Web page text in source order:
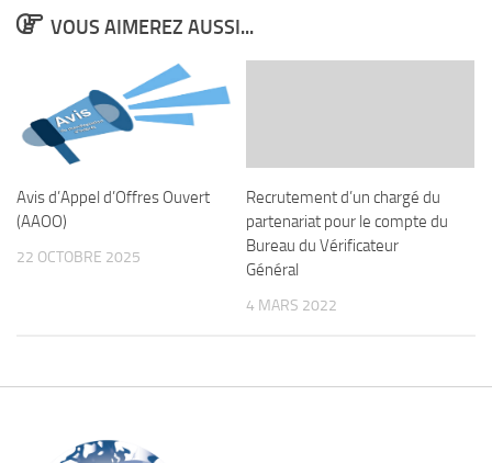
VOUS AIMEREZ AUSSI...
Avis d’Appel d’Offres Ouvert
(AAOO)
22 OCTOBRE 2025
Recrutement d’un chargé du
partenariat pour le compte du
Bureau du Vérificateur
Général
4 MARS 2022